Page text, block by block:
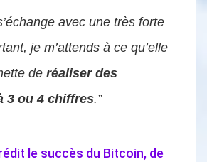
avec une très forte
je m’attends à ce qu’elle
de réaliser des
3 ou 4 chiffres.”
le succès du Bitcoin, de